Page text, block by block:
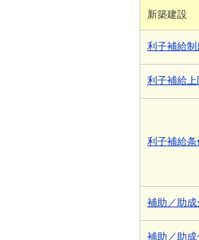
新築建設
利子補給制
利子補給
利子補給
補助／助
補助／助